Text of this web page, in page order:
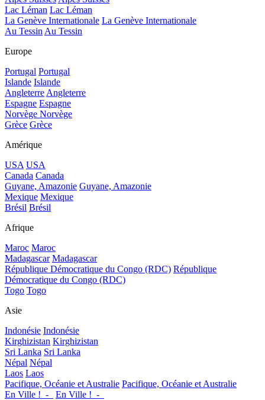
Lac Léman Lac Léman
La Genève Internationale La Genève Internationale
Au Tessin Au Tessin
Europe
Portugal Portugal
Islande Islande
Angleterre Angleterre
Espagne Espagne
Norvège Norvège
Grèce Grèce
Amérique
USA USA
Canada Canada
Guyane, Amazonie Guyane, Amazonie
Mexique Mexique
Brésil Brésil
Afrique
Maroc Maroc
Madagascar Madagascar
République Démocratique du Congo (RDC) République
Démocratique du Congo (RDC)
Togo Togo
Asie
Indonésie Indonésie
Kirghizistan Kirghizistan
Sri Lanka Sri Lanka
Népal Népal
Laos Laos
Pacifique, Océanie et Australie Pacifique, Océanie et Australie
En Ville !_-_
En Ville !_-_